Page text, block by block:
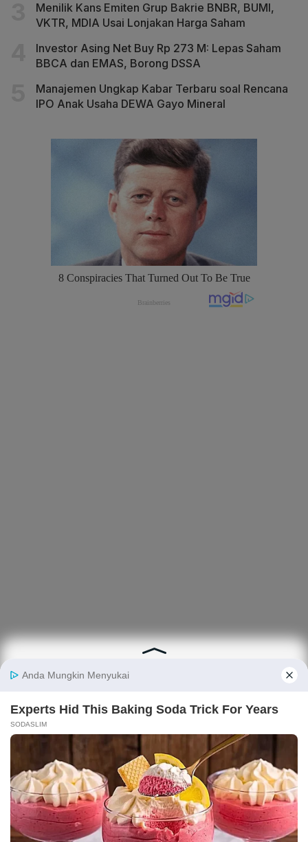
Menilik Kans Emiten Grup Bakrie BNBR, BUMI,
VKTR, MDIA Usai Lonjakan Harga Saham
Investor Asing Net Buy Rp 273 M: Lepas Saham
BBCA dan EMAS, Borong DSSA
Manajemen Ungkap Kabar Terbaru soal Rencana
IPO Anak Usaha DEWA Gayo Mineral